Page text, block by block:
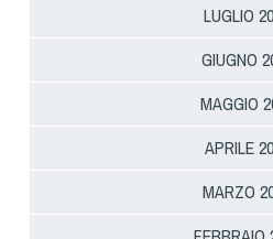
LUGLIO
GIUGNO
MAGGIO
APRILE
MARZO